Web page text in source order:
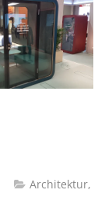
Architektur,